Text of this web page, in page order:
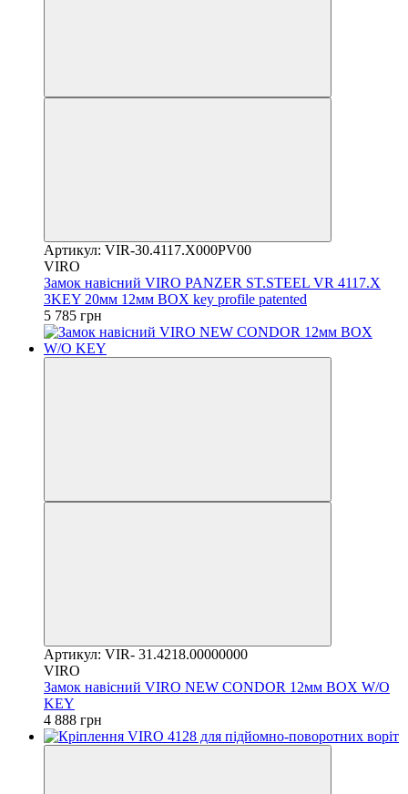
Артикул: VIR-30.4117.X000PV00
VIRO
Замок навісний VIRO PANZER ST.STEEL VR 4117.X
3KEY 20мм 12мм BOX key profile patented
5 785 грн
Артикул: VIR- 31.4218.00000000
VIRO
Замок навісний VIRO NEW CONDOR 12мм BOX W/O
KEY
4 888 грн